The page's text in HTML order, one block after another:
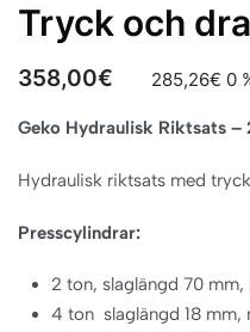
Tryck och
358,00€ 285,26€ 0
Geko Hydraulisk Riktsats –
Hydraulisk riktsats med
Presscylindrar:
2 ton, slaglängd 70
4 ton slaglängd 18